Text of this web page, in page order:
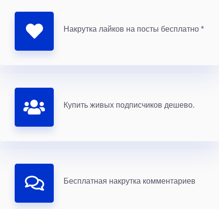
Накрутка лайков на посты бесплатно *
Купить живых подписчиков дешево.
Бесплатная накрутка комментариев